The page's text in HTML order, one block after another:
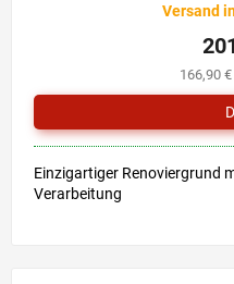
Versand
166,90
Einzigartiger Renoviergrund
Verarbeitung